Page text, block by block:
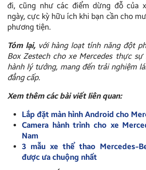
đi, cũng như các điểm dừng đỗ của
ngày, cực kỳ hữu ích khi bạn cần cho
phương tiện.
Tóm lại, với hàng loạt tính năng đột
Box Zestech cho xe Mercedes thực
hành lý tưởng, mang đến trải nghiệm
đẳng cấp.
Xem thêm các bài viết liên quan:
Lắp đặt màn hình Android cho
Camera hành trình cho xe
Nam
3 mẫu xe thể thao Mercedes-
được ưa chuộng nhất